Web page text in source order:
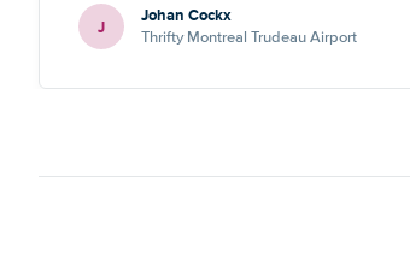
zou fijn zijn om op een andere manier
kunnen nemen, bvb via mail, whatsapp,
J Johan Cockx
Thrifty Montreal Trudeau Airport